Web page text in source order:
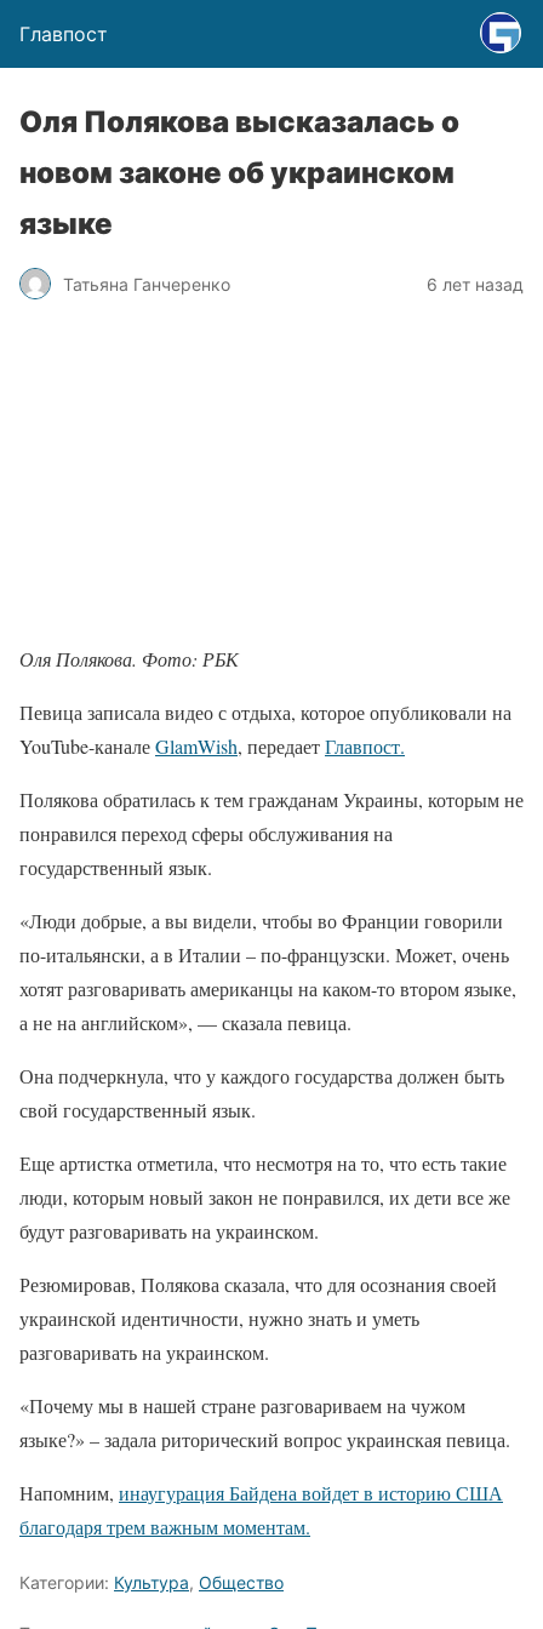
Главпост
Оля Полякова высказалась о
новом законе об украинском
языке
Татьяна Ганчеренко 6 лет назад
Оля Полякова. Фото: РБК
Певица записала видео с отдыха, которое опубликовали на
YouTube-каналеGlamWish, передаетГлавпост.
Полякова обратилась к тем гражданам Украины, которым не
понравился переход сферы обслуживания на
государственный язык.
«Люди добрые, а вы видели, чтобы во Франции говорили
по-итальянски, а в Италии – по-французски. Может, очень
хотят разговаривать американцы на каком-то втором языке,
а не на английском», — сказала певица.
Она подчеркнула, что у каждого государства должен быть
свой государственный язык.
Еще артистка отметила, что несмотря на то, что есть такие
люди, которым новый закон не понравился, их дети все же
будут разговаривать на украинском.
Резюмировав, Полякова сказала, что для осознания своей
украинской идентичности, нужно знать и уметь
разговаривать на украинском.
«Почему мы в нашей стране разговариваем на чужом
языке?» – задала риторический вопрос украинская певица.
Напомним, инаугурация Байдена войдет в историю США
благодаря трем важным моментам.
Категории: Культура, Общество